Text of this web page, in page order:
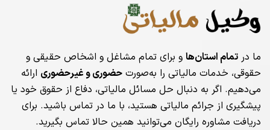
ما در تمام استان‌ها و برای تمام مشاغل و اشخاص حقیقی و
حقوقی، خدمات مالیاتی را به‌صورت حضوری و غیرحضوری ارائه
می‌دهیم. اگر به دنبال حل مسائل مالیاتی، دفاع از حقوق خود یا
پیشگیری از جرائم مالیاتی هستید، با ما در تماس باشید. برای
دریافت مشاوره رایگان می‌توانید همین حالا تماس بگیرید.